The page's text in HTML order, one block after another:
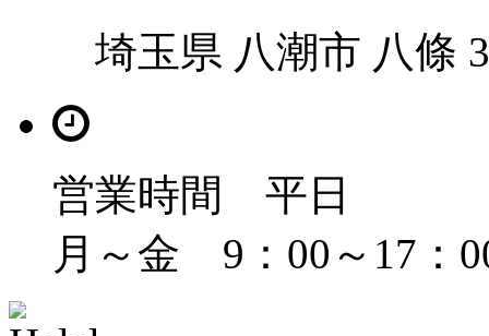
埼玉県 八潮市 八條
営業時間 平日
月～金 9：00～17：